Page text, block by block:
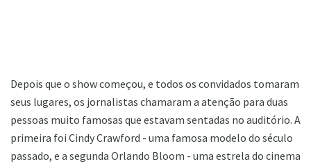
Depois que o show começou, e todos os convidados tomaram
seus lugares, os jornalistas chamaram a atenção para duas
pessoas muito famosas que estavam sentadas no auditório. A
primeira foi Cindy Crawford - uma famosa modelo do século
passado, e a segunda Orlando Bloom - uma estrela do cinema